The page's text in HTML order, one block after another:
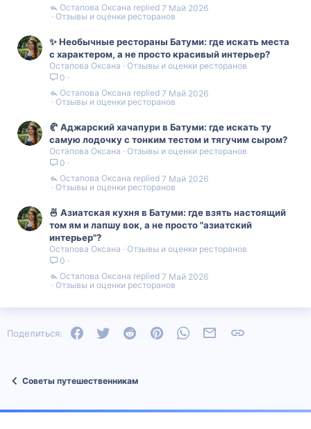
Отзывы и оценки ресторанов
7 Май 2026
Остапова Оксана
✨ Необычные рестораны Батуми: где искать места
с характером, а не просто красивый интерьер?
Остапова Оксана
Отзывы и оценки ресторанов
0
Отзывы и оценки ресторанов
7 Май 2026
Остапова Оксана
🥐 Аджарский хачапури в Батуми: где искать ту
самую лодочку с тонким тестом и тягучим сыром?
Остапова Оксана
Отзывы и оценки ресторанов
0
Отзывы и оценки ресторанов
7 Май 2026
Остапова Оксана
🍜 Азиатская кухня в Батуми: где взять настоящий
том ям и лапшу вок, а не просто "азиатский
интерьер"?
Остапова Оксана
Отзывы и оценки ресторанов
0
Отзывы и оценки ресторанов
7 Май 2026
Остапова Оксана
Поделиться: FacebookTwitter Reddit PinterestWhatsAppЭлектронная почта
Советы путешественникам